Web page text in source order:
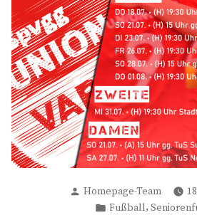
Verfasst
von
Homepage-Team
Veröffentlicht
Fußball,